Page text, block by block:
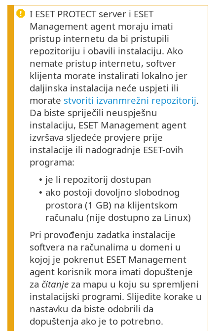
I ESET PROTECT server i ESET
Management agent moraju imati
pristup internetu da bi pristupili
repozitoriju i obavili instalaciju. Ako
nemate pristup internetu, softver
klijenta morate instalirati lokalno jer
daljinska instalacija neće uspjeti ili
morate stvoriti izvanmrežni repozitorij.
Da biste spriječili neuspješnu
instalaciju, ESET Management agent
izvršava sljedeće provjere prije
instalacije ili nadogradnje ESET-ovih
programa:
• je li repozitorij dostupan
• ako postoji dovoljno slobodnog
prostora (1 GB) na klijentskom
računalu (nije dostupno za Linux)
Pri provođenju zadatka instalacije
softvera na računalima u domeni u
kojoj je pokrenut ESET Management
agent korisnik mora imati dopuštenje
za čitanje za mapu u koju su spremljeni
instalacijski programi. Slijedite korake u
nastavku da biste odobrili da
dopuštenja ako je to potrebno.